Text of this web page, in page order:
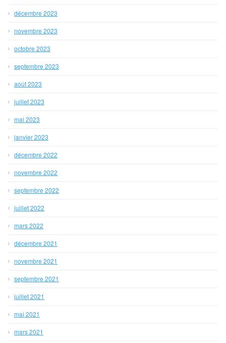
décembre 2023
novembre 2023
octobre 2023
septembre 2023
août 2023
juillet 2023
mai 2023
janvier 2023
décembre 2022
novembre 2022
septembre 2022
juillet 2022
mars 2022
décembre 2021
novembre 2021
septembre 2021
juillet 2021
mai 2021
mars 2021